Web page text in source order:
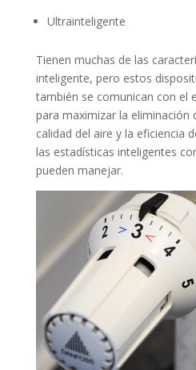
Ultrainteligente
Tienen muchas de las
inteligente, pero estos
también se comunican con el
para maximizar la eliminación
calidad del aire y la eficiencia
las estadísticas inteligentes
pueden manejar.